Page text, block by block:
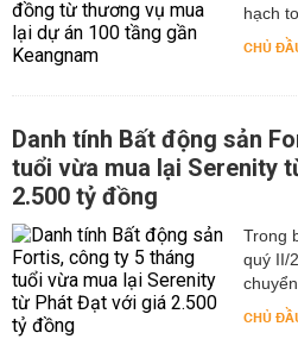
hạch
CHỦ
Danh tính Bất động sản
tuổi vừa mua lại Serenity
2.500 tỷ đồng
Trong
quý II/
CHỦ